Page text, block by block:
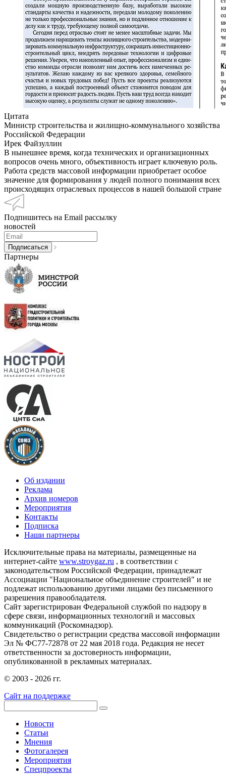
Цитата
Министр строительства и жилищно-коммунального хозяйства
Российской Федерации
Ирек Файзуллин
В нынешнее время, когда технических и организационных
вопросов очень много, объективность играет ключевую роль.
Работа средств массовой информации приобретает особое
значение для формирования у людей полного понимания всех
происходящих отраслевых процессов в нашей большой стране
Подпишитесь на Email рассылку
новостей
Партнеры
Об издании
Реклама
Архив номеров
Мероприятия
Контакты
Подписка
Наши партнеры
Исключительные права на материалы, размещенные на
интернет-сайте www.stroygaz.ru , в соответствии с
законодательством Российской Федерации, принадлежат
Ассоциации "Национальное объединение строителей" и не
подлежат использованию другими лицами без письменного
разрешения правообладателя.
Сайт зарегистрирован Федеральной службой по надзору в
сфере связи, информационных технологий и массовых
коммуникаций (Роскомнадзор).
Свидетельство о регистрации средства массовой информации
Эл № ФС77-72878 от 22 мая 2018 года. Редакция не несет
ответственности за достоверность информации,
опубликованной в рекламных материалах.
© 2003 - 2026 гг.
Сайт на поддержке
Новости
Статьи
Мнения
Фотогалерея
Мероприятия
Спецпроекты